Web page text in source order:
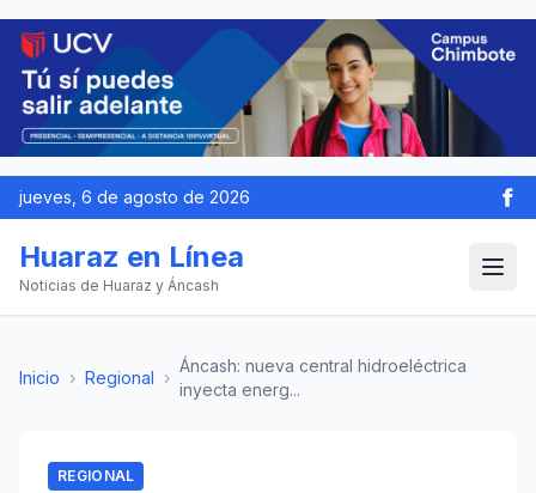
jueves, 6 de agosto de 2026
Huaraz en Línea
Noticias de Huaraz y Áncash
Inicio › Regional ›
Áncash: nueva central hidroeléctrica
inyecta energ...
REGIONAL